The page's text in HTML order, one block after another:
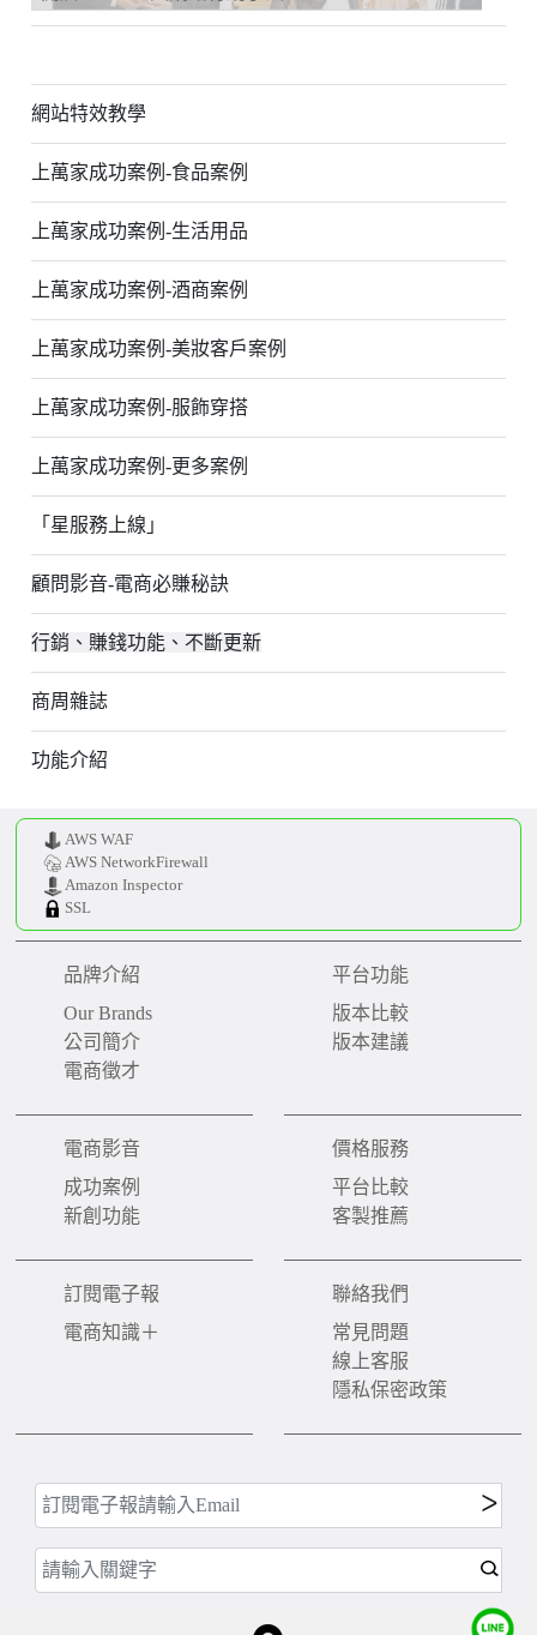
網站特效教學
上萬家成功案例-食品案例
上萬家成功案例-生活用品
上萬家成功案例-酒商案例
上萬家成功案例-美妝客戶案例
上萬家成功案例-服飾穿搭
上萬家成功案例-更多案例
「星服務上線」
顧問影音-電商必賺秘訣
行銷、賺錢功能、不斷更新
商周雜誌
功能介紹
AWS WAF
AWS NetworkFirewall
Amazon Inspector
SSL
品牌介紹
Our Brands
公司簡介
電商徵才
平台功能
版本比較
版本建議
電商影音
成功案例
新創功能
價格服務
平台比較
客製推薦
訂閱電子報
電商知識＋
聯絡我們
常見問題
線上客服
隱私保密政策